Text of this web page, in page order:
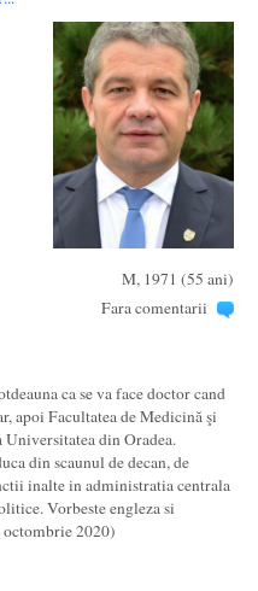
M, 1971 (55 ani)
Fara comentarii
ca se va face doctor cand
apoi Facultatea de Medicină şi
Universitatea din Oradea.
din scaunul de decan, de
inalte in administratia centrala
Vorbeste engleza si
octombrie 2020)